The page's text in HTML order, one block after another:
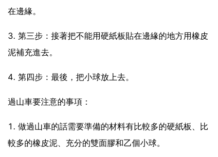
在邊緣。
3. 第三步：接著把不能用硬紙板貼在邊緣的地方用橡皮
泥補充進去。
4. 第四步：最後，把小球放上去。
過山車要注意的事項：
1. 做過山車的話需要準備的材料有比較多的硬紙板、比
較多的橡皮泥、充分的雙面膠和乙個小球。